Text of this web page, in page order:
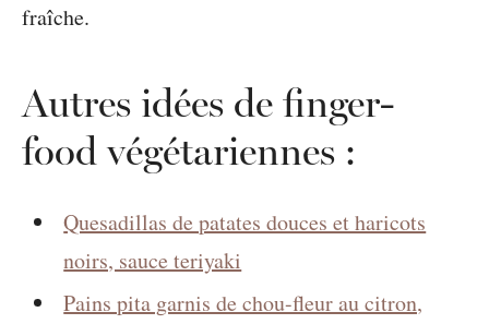
fraîche.
Autres idées de finger-
food végétariennes :
Quesadillas de patates douces et haricots
noirs, sauce teriyaki
Pains pita garnis de chou-fleur au citron,